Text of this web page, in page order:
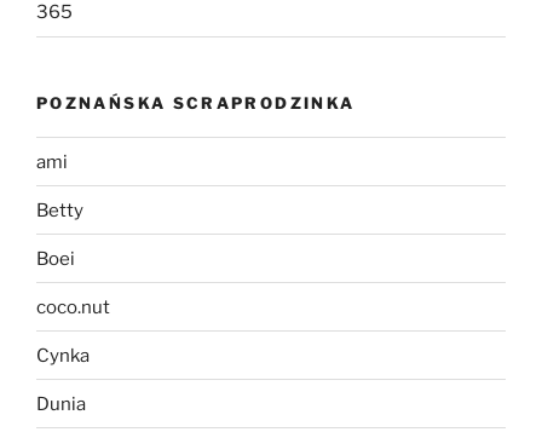
365
POZNAŃSKA SCRAPRODZINKA
ami
Betty
Boei
coco.nut
Cynka
Dunia